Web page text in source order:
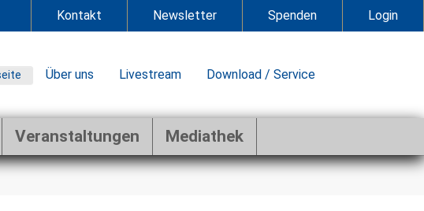
Kontakt Newsletter Spenden Login
Über uns Livestream Download / Service
Veranstaltungen Mediathek